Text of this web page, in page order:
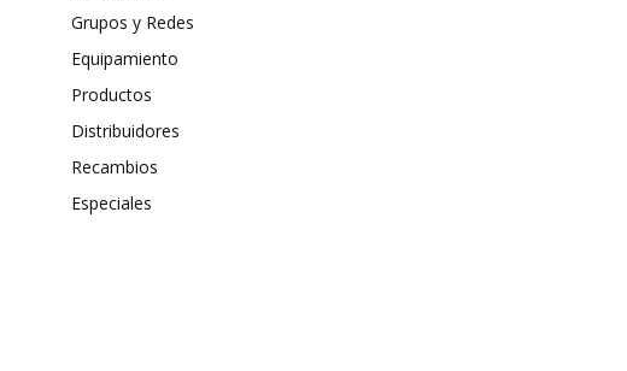
Grupos y Redes
Equipamiento
Productos
Distribuidores
Recambios
Especiales